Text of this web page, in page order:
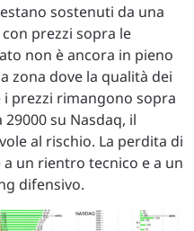
sostenuti da una
prezzi sopra le
non è ancora in pieno
zona dove la qualità dei
i prezzi rimangono sopra
su Nasdaq, il
al rischio. La perdita di
un rientro tecnico e a un
difensivo.